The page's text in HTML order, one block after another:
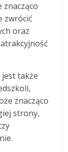
znacząco
zwrócić
oraz
jest także
znacząco
strony,